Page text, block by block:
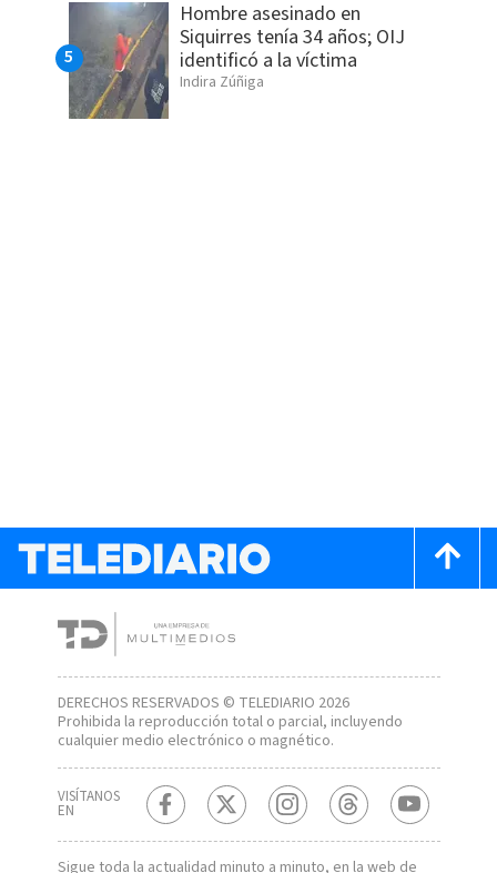
Hombre asesinado en
Siquirres tenía 34 años; OIJ
identificó a la víctima
Indira Zúñiga
DERECHOS RESERVADOS © TELEDIARIO 2026
Prohibida la reproducción total o parcial, incluyendo
cualquier medio electrónico o magnético.
VISÍTANOS
EN
Sigue toda la actualidad minuto a minuto, en la web de